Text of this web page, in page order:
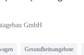
GmbH
Gesundheitsangebote